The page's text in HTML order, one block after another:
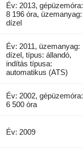
Év: 2013, gépüzemóra:
8 196 óra, üzemanyag:
dízel
Év: 2011, üzemanyag:
dízel, típus: állandó,
indítás típusa:
automatikus (ATS)
Év: 2002, gépüzemóra:
6 500 óra
Év: 2009